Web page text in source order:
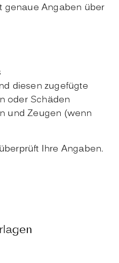
genaue Angaben über
diesen zugefügte
oder Schäden
und Zeugen (wenn
Ihre Angaben.